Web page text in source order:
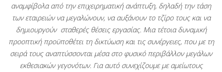
αναμφίβολα από την επιχειρηματική ανάπτυξη, δηλαδή την τάση
των εταιρειών να μεγαλώνουν, να αυξάνουν το τζίρο τους και να
δημιουργούν σταθερές θέσεις εργασίας. Μια τέτοια δυναμική
προοπτική προϋποθέτει τη δικτύωση και τις συνέργειες, που με τη
σειρά τους αναπτύσσονται μέσα στο φυσικό περιβάλλον μεγάλων
εκθεσιακών γεγονότων. Για αυτό συνεχίζουμε με αμείωτους